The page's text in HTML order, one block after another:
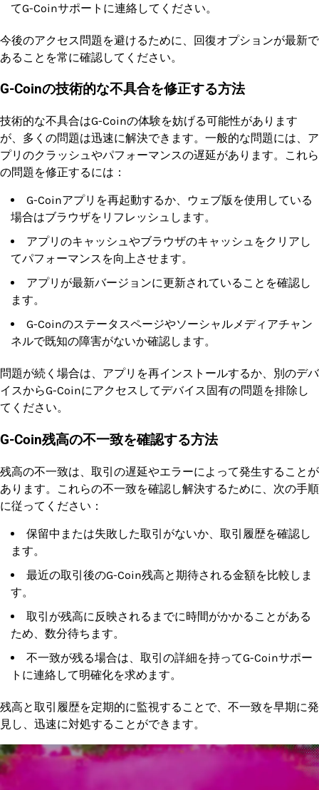
てG-Coinサポートに連絡してください。
今後のアクセス問題を避けるために、回復オプションが最新で
あることを常に確認してください。
G-Coinの技術的な不具合を修正する方法
技術的な不具合はG-Coinの体験を妨げる可能性があります
が、多くの問題は迅速に解決できます。一般的な問題には、ア
プリのクラッシュやパフォーマンスの遅延があります。これら
の問題を修正するには：
G-Coinアプリを再起動するか、ウェブ版を使用している
場合はブラウザをリフレッシュします。
アプリのキャッシュやブラウザのキャッシュをクリアし
てパフォーマンスを向上させます。
アプリが最新バージョンに更新されていることを確認し
ます。
G-Coinのステータスページやソーシャルメディアチャン
ネルで既知の障害がないか確認します。
問題が続く場合は、アプリを再インストールするか、別のデバ
イスからG-Coinにアクセスしてデバイス固有の問題を排除し
てください。
G-Coin残高の不一致を確認する方法
残高の不一致は、取引の遅延やエラーによって発生することが
あります。これらの不一致を確認し解決するために、次の手順
に従ってください：
保留中または失敗した取引がないか、取引履歴を確認し
ます。
最近の取引後のG-Coin残高と期待される金額を比較しま
す。
取引が残高に反映されるまでに時間がかかることがある
ため、数分待ちます。
不一致が残る場合は、取引の詳細を持ってG-Coinサポー
トに連絡して明確化を求めます。
残高と取引履歴を定期的に監視することで、不一致を早期に発
見し、迅速に対処することができます。